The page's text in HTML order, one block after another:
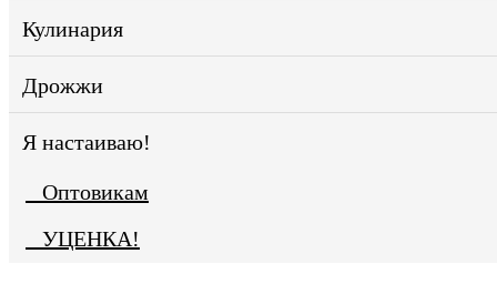
Кулинария
Дрожжи
Я настаиваю!
Оптовикам
УЦЕНКА!